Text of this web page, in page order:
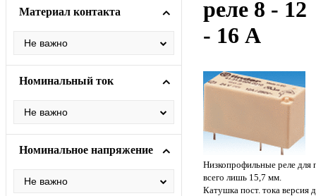
Материал контакта
Номинальный ток
Номинальное напряжение
реле 8 - 12
- 16 A
Низкопрофильные реле для
всего лишь 15,7 мм.
Катушка пост. тока версия